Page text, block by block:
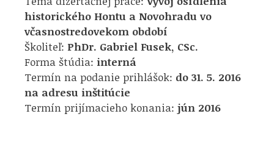
historického Hontu a Novohradu vo
včasnostredovekom období
Školiteľ: PhDr. Gabriel Fusek, CSc.
Forma štúdia: interná
Termín na podanie prihlášok: do 31. 5. 2016
na adresu inštitúcie
Termín prijímacieho konania: jún 2016